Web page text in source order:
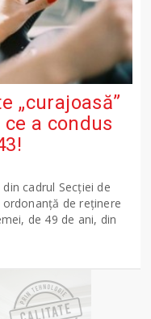
„curajoasă”
a condus
cadrul Secției de
ordonanță de reținere
de 49 de ani, din